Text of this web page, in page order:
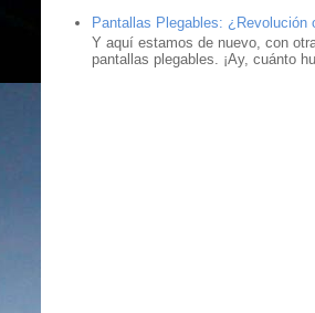
Pantallas Plegables: ¿Revolución
Y aquí estamos de nuevo, con
pantallas plegables. ¡Ay, cuánto